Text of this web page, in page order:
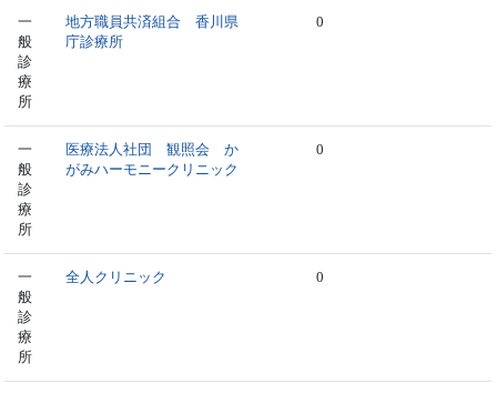
一
般
診
療
所
地方職員共済組合 香川県
庁診療所
0
一
般
診
療
所
医療法人社団 観照会 か
がみハーモニークリニック
0
一
般
診
療
所
全人クリニック 0